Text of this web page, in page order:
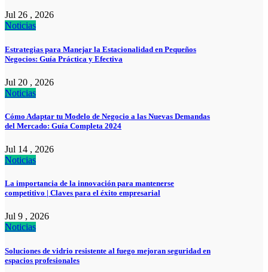
Jul 26 , 2026
Noticias
Estrategias para Manejar la Estacionalidad en Pequeños
Negocios: Guía Práctica y Efectiva
Jul 20 , 2026
Noticias
Cómo Adaptar tu Modelo de Negocio a las Nuevas Demandas
del Mercado: Guía Completa 2024
Jul 14 , 2026
Noticias
La importancia de la innovación para mantenerse
competitivo | Claves para el éxito empresarial
Jul 9 , 2026
Noticias
Soluciones de vidrio resistente al fuego mejoran seguridad en
espacios profesionales